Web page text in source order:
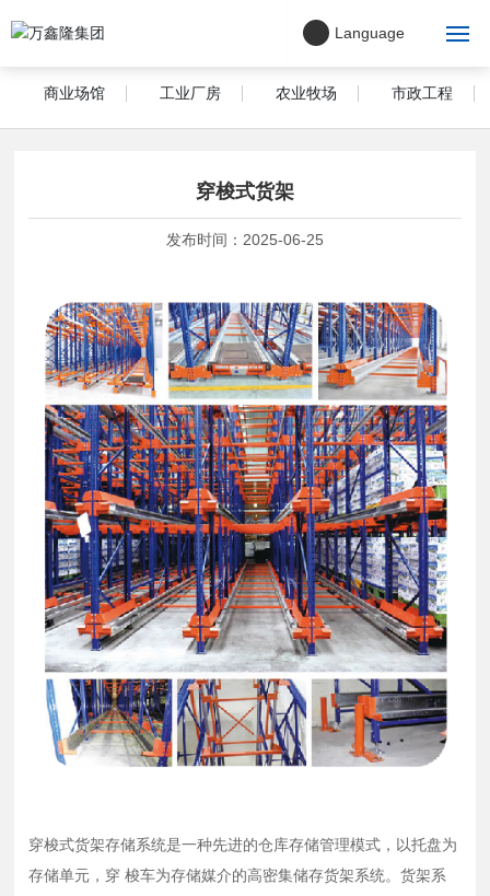
首页
主营产品
新闻中心
联系我们
Language
商业场馆 工业厂房 农业牧场 市政工程
穿梭式货架
发布时间： 2025-06-25
穿梭式货架存储系统是一种先进的仓库存储管理模式，以托盘为
存储单元，穿 梭车为存储媒介的高密集储存货架系统。货架系